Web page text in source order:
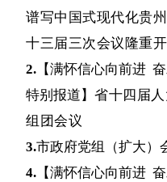
谱写中国式现代化贵
十三届三次会议隆重
2. 【满怀信心向前进
特别报道】 省十四届
组团会议
3.市政府党组（扩大）
4. 【满怀信心向前进